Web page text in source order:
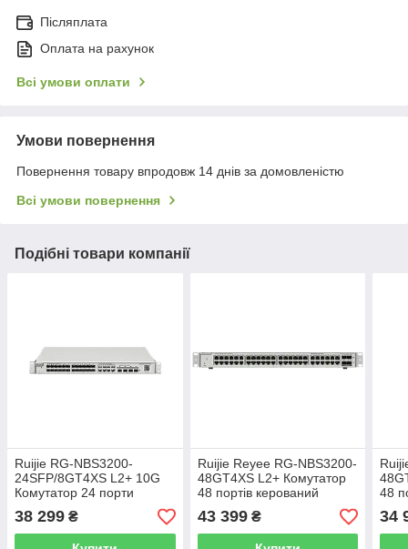
Післяплата
Оплата на рахунок
Всі умови оплати
Умови повернення
Повернення товару впродовж 14 днів за домовленістю
Всі умови повернення
Подібні товари компанії
Ruijie RG-NBS3200-
24SFP/8GT4XS L2+ 10G
Комутатор 24 порти
керований
38 299 ₴
Ruijie Reyee RG-NBS3200-
48GT4XS L2+ Комутатор
48 портів керований
43 399₴
48
34